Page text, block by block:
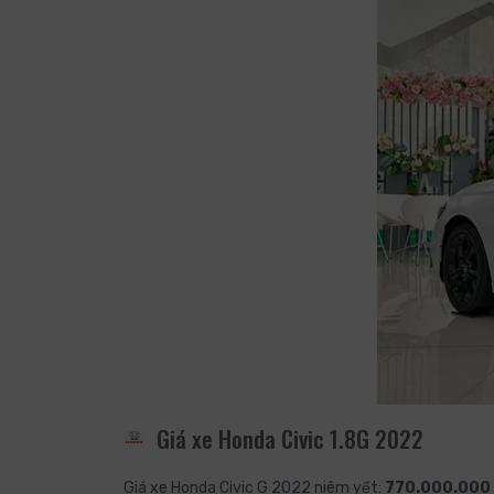
Giá xe Honda Civic 1.8G 2022
Giá xe Honda Civic G 2022 niêm yết: 770.000.000